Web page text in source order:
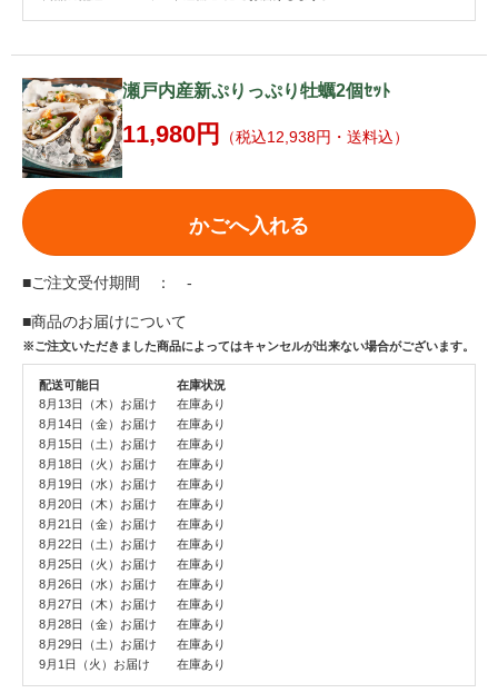
瀬戸内産新ぷりっぷり牡蠣2個ｾｯﾄ
11,980円 （税込12,938円・送料込）
かごへ入れる
■ご注文受付期間 ： -
■商品のお届けについて
※ご注文いただきました商品によってはキャンセルが出来ない場合がございます。
配送可能日
在庫状況
8月13日（木）お届け
在庫あり
8月14日（金）お届け
在庫あり
8月15日（土）お届け
在庫あり
8月18日（火）お届け
在庫あり
8月19日（水）お届け
在庫あり
8月20日（木）お届け
在庫あり
8月21日（金）お届け
在庫あり
8月22日（土）お届け
在庫あり
8月25日（火）お届け
在庫あり
8月26日（水）お届け
在庫あり
8月27日（木）お届け
在庫あり
8月28日（金）お届け
在庫あり
8月29日（土）お届け
在庫あり
9月1日（火）お届け
在庫あり